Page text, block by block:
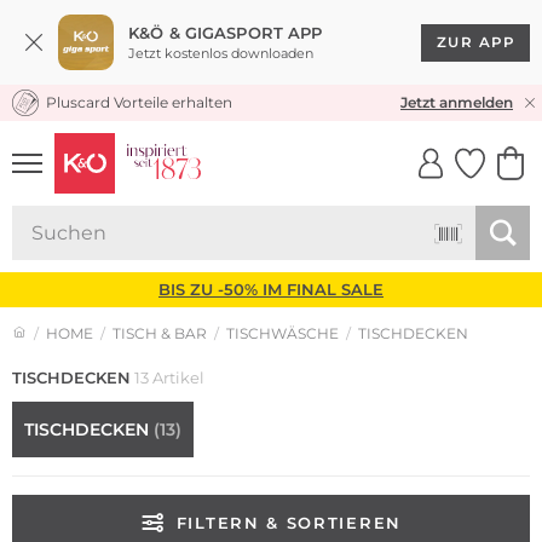
K&Ö & GIGASPORT APP
Jetzt kostenlos downloaden
ZUR APP
KOSTENLOSER VERSAND* & RÜCKVERSAND
Pluscard Vorteile erhalten Jetzt anmelden
UNSERE APP
CLICK &
BIS ZU -50% IM FINAL SALE
HOME TISCH & BAR TISCHWÄSCHE TISCHDECKEN
TISCHDECKEN 13 Artikel
TISCHDECKEN (13)
FILTERN & SORTIEREN